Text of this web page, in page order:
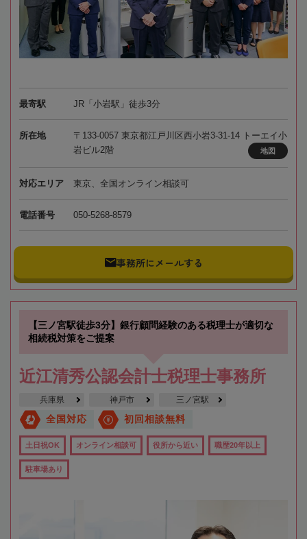
最寄駅 JR「小岩駅」徒歩3分
所在地
〒133-0057 東京都江戸川区西小岩3-31-14 トーエイ小
岩ビル2階
地図
対応エリア 東京、全国オンライン相談可
電話番号 050-5268-8579
事務所にメールする
【三ノ宮駅徒歩3分】銀行顧問経験のある税理士が適切な
相続税対策をご提案
近江清秀公認会計士税理士事務所
兵庫県 神戸市 三ノ宮駅
全国対応 初回相談無料
土日祝OK オンライン相談可 役所から近い 職歴20年以上
駐車場あり